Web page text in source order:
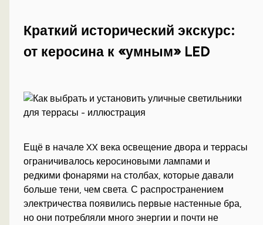
Краткий исторический экскурс:
от керосина к «умным» LED
Ещё в начале XX века освещение двора и террасы
ограничивалось керосиновыми лампами и
редкими фонарями на столбах, которые давали
больше тени, чем света. С распространением
электричества появились первые настенные бра,
но они потребляли много энергии и почти не